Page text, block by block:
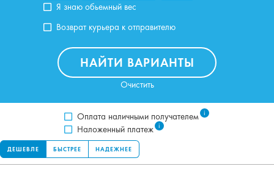
Я знаю обьемный вес
Возврат курьера к отправителю
НАЙТИ ВАРИАНТЫ
Очистить
Оплата наличными получателем i
Наложенный платеж i
ДЕШЕВЛЕ БЫСТРЕЕ НАДЕЖНЕЕ